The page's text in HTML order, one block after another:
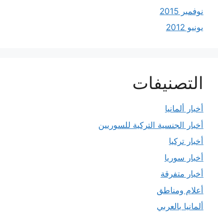
نوفمبر 2015
يونيو 2012
التصنيفات
أخبار ألمانيا
أخبار الجنسية التركية للسوريين
أخبار تركيا
أخبار سوريا
أخبار متفرقة
أعلام ومناطق
ألمانيا بالعربي